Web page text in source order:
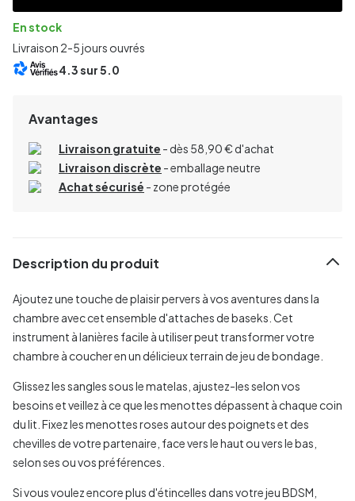
En stock
Livraison 2-5 jours ouvrés
4.3sur 5.0
Avantages
Livraison gratuite - dès 58,90 € d'achat
Livraison discrète - emballage neutre
Achat sécurisé - zone protégée
Description du produit
Ajoutez une touche de plaisir pervers à vos aventures dans la
chambre avec cet ensemble d'attaches de baseks. Cet
instrument à lanières facile à utiliser peut transformer votre
chambre à coucher en un délicieux terrain de jeu de bondage.
Glissez les sangles sous le matelas, ajustez-les selon vos
besoins et veillez à ce que les menottes dépassent à chaque coin
du lit. Fixez les menottes roses autour des poignets et des
chevilles de votre partenaire, face vers le haut ou vers le bas,
selon ses ou vos préférences.
Si vous voulez encore plus d'étincelles dans votre jeu BDSM,